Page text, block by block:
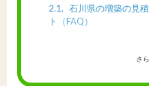
2.1
石川県の増築の見
ト（FAQ）
さ